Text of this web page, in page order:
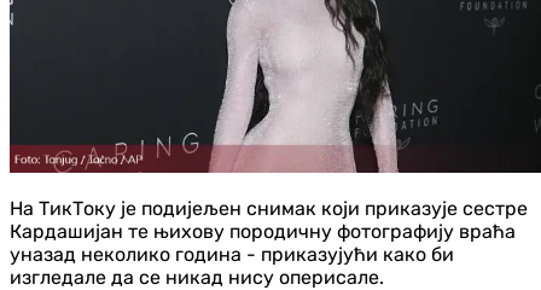
На ТикТоку је подијељен снимак који приказује сестре
Кардашијан те њихову породичну фотографију враћа
уназад неколико година - приказујући како би
изгледале да се никад нису оперисале.